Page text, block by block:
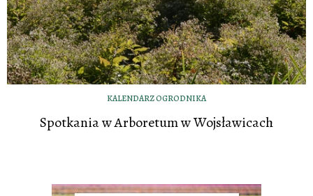
KALENDARZ OGRODNIKA
Spotkania w Arboretum w Wojsławicach